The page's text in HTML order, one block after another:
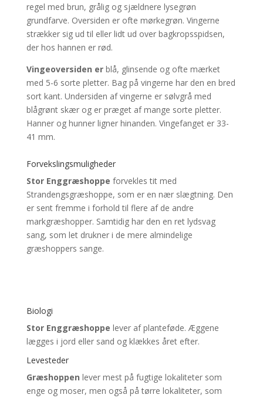
regel med brun, grålig og sjældnere lysegrøn
grundfarve. Oversiden er ofte mørkegrøn. Vingerne
strækker sig ud til eller lidt ud over bagkropsspidsen,
der hos hannen er rød.
Vingeoversiden erblå, glinsende og ofte mærket
med 5-6 sorte pletter. Bag på vingerne har den en bred
sort kant. Undersiden af vingerne er sølvgrå med
blågrønt skær og er præget af mange sorte pletter.
Hanner og hunner ligner hinanden. Vingefanget er 33-
41 mm.
Forvekslingsmuligheder
Stor Enggræshoppe forvekles tit med
Strandengsgræshoppe, som er en nær slægtning. Den
er sent fremme i forhold til flere af de andre
markgræshopper. Samtidig har den en ret lydsvag
sang, som let drukner i de mere almindelige
græshoppers sange.
Biologi
Stor Enggræshoppe lever af planteføde. Æggene
lægges i jord eller sand og klækkes året efter.
Levesteder
Græshoppen lever mest på fugtige lokaliteter som
enge og moser, men også på tørre lokaliteter, som